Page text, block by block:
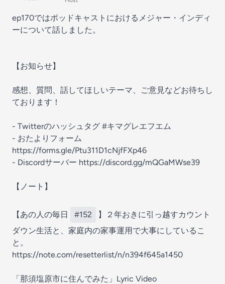
ep170ではポッドキャストにおけるメジャー・インディ
ーについて話しました。
【お知らせ】
感想、質問、話してほしいテーマ、ご意見などお待ちし
ております！
- Twitterのハッシュタグ #キマグレエフエム
- おたよりフォーム
https://forms.gle/Ptu311D1cNjfFXp46
- Discordサーバー https://discord.gg/mQGaMWse39
【ノート】
【あの人の毎日 #152
】２年おきに引っ越すカウント
ダウン生活と、家庭内の家事運用で大事にしているこ
と。
https://note.com/resetterlist/n/n394f645a1450
「那須塩原市に住んでみた」Lyric Video